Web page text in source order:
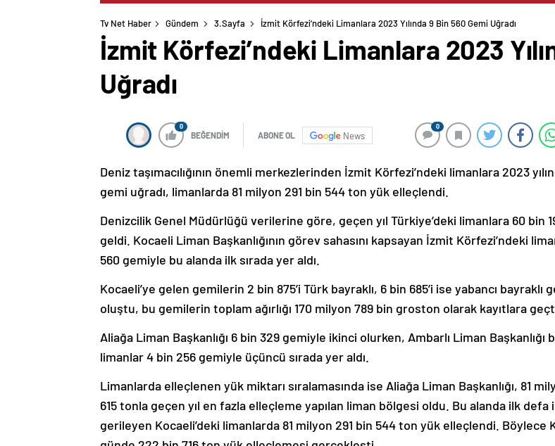
Tv Net Haber Gündem 3.Sayfa İzmit Körfezi’ndeki Limanlara 2023 Yılında 9 Bin 560 Gemi Uğradı
İzmit Körfezi’ndeki Limanlara 2023
Uğradı
0
BEĞENDİM ABONE OL News
0
Deniz taşımacılığının önemli merkezlerinden İzmit Körfezi’ndeki limanlara 2023
gemi uğradı, limanlarda 81 milyon 291 bin 544 ton yük elleçlendi.
Denizcilik Genel Müdürlüğü verilerine göre, geçen yıl Türkiye’deki limanlara 60 bin
geldi. Kocaeli Liman Başkanlığının görev sahasını kapsayan İzmit Körfezi’ndeki
560 gemiyle bu alanda ilk sırada yer aldı.
Kocaeli’ye gelen gemilerin 2 bin 875’i Türk bayraklı, 6 bin 685’i ise yabancı bayraklı
oluştu, bu gemilerin toplam ağırlığı 170 milyon 789 bin groston olarak kayıtlara
Aliağa Liman Başkanlığı 6 bin 329 gemiyle ikinci olurken, Ambarlı Liman Başkanlığı
limanlar 4 bin 256 gemiyle üçüncü sırada yer aldı.
Limanlarda elleçlenen yük miktarı sıralamasında ise Aliağa Liman Başkanlığı, 81
615 tonla geçen yıl en fazla elleçleme yapılan liman bölgesi oldu. Bu alanda ilk defa
gerileyen Kocaeli’deki limanlarda 81 milyon 291 bin 544 ton yük elleçlendi. Böylece